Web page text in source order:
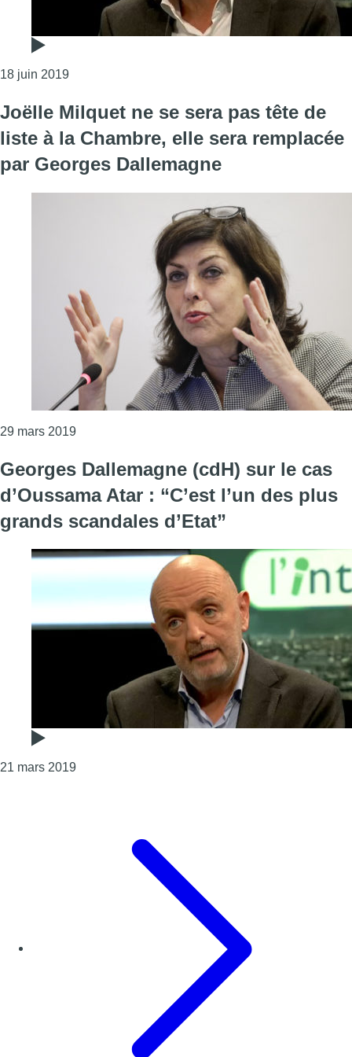
18 juin 2019Consulter l'article "Georges Dallemagne : “l’offre
Joëlle Milquet ne se sera pas tête de
liste à la Chambre, elle sera remplacée
par Georges Dallemagne
29 mars 2019Consulter l'article "Joëlle Milquet ne se sera pas
Georges Dallemagne (cdH) sur le cas
d’Oussama Atar : “C’est l’un des plus
grands scandales d’Etat”
21 mars 2019Consulter l'article "Georges Dallemagne (cdH)